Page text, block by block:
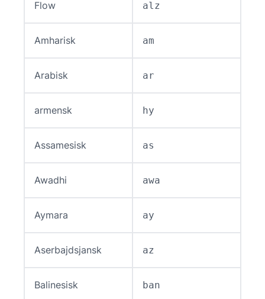
Flow alz
Amharisk am
Arabisk ar
armensk hy
Assamesisk as
Awadhi awa
Aymara ay
Aserbajdsjansk az
Balinesisk ban